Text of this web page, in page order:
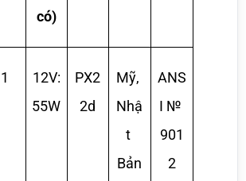
có)
1
12V:
55W
PX2
2d
Mỹ,
Nhậ
t
Bản
ANS
I №
901
2